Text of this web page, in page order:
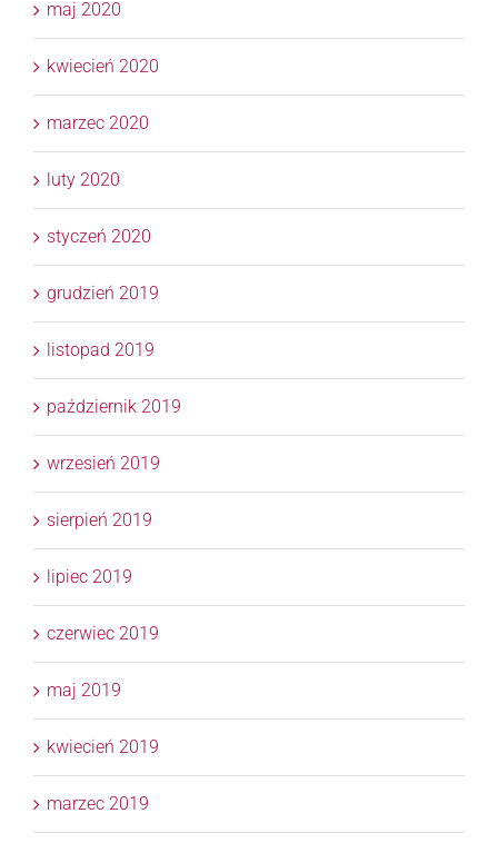
maj 2020
kwiecień 2020
marzec 2020
luty 2020
styczeń 2020
grudzień 2019
listopad 2019
październik 2019
wrzesień 2019
sierpień 2019
lipiec 2019
czerwiec 2019
maj 2019
kwiecień 2019
marzec 2019